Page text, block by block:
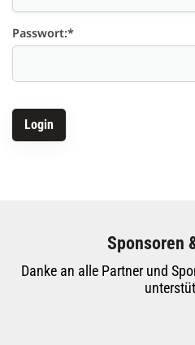
Passwort:*
Sponsoren
Danke an alle Partner und